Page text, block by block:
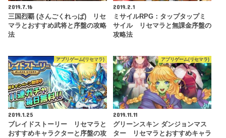
2019.7.16
三国烈覇 (さんごくれっぱ) リセ
マラとおすすめ武将と序盤の攻略
法
2019.2.1
ミサイルRPG：タップタップミ
サイル リセマラと無課金序盤の
攻略法
アプリゲーム(リセマラ)
2019.1.25
ブレイドストーリー リセマラと
おすすめキャラクターと序盤の攻
アプリゲーム(リセマラ)
2019.11.11
グリーンスキン ダンジョンマス
ター リセマラとおすすめキャラ